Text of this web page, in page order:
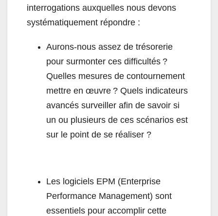
interrogations auxquelles nous devons
systématiquement répondre :
Aurons-nous assez de trésorerie
pour surmonter ces difficultés ?
Quelles mesures de contournement
mettre en œuvre ? Quels indicateurs
avancés surveiller afin de savoir si
un ou plusieurs de ces scénarios est
sur le point de se réaliser ?
Les logiciels EPM (Enterprise
Performance Management) sont
essentiels pour accomplir cette